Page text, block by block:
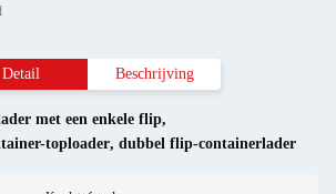
Detail Beschrijving
met een enkele flip,
toploader, dubbel flip-containerlader